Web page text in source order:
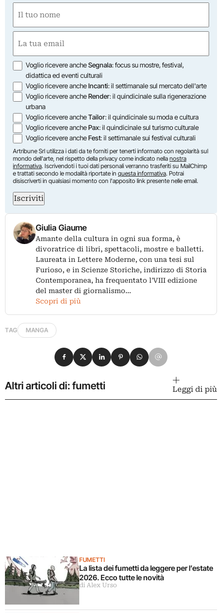
(Required)
First
(Required)
Opzioni
Voglio ricevere ancheSegnala: focus su mostre, festival,
didattica ed eventi culturali
Voglio ricevere ancheIncanti: il settimanale sul mercato dell'arte
Voglio ricevere ancheRender: il quindicinale sulla rigenerazione
urbana
Voglio ricevere ancheTailor: il quindicinale su moda e cultura
Voglio ricevere anchePax: il quindicinale sul turismo culturale
Voglio ricevere ancheFest: il settimanale sui festival culturali
Artribune Srl utilizza i dati da te forniti per tenerti informato con regolarità sul
mondo dell'arte, nel rispetto della privacy come indicato nella nostra
informativa. Iscrivendoti i tuoi dati personali verranno trasferiti su MailChimp
e trattati secondo le modalità riportate in questa informativa. Potrai
disiscriverti in qualsiasi momento con l'apposito link presente nelle email.
Iscriviti
Giulia Giaume
Amante della cultura in ogni sua forma, è
divoratrice di libri, spettacoli, mostre e balletti.
Laureata in Lettere Moderne, con una tesi sul
Furioso, e in Scienze Storiche, indirizzo di Storia
Contemporanea, ha frequentato l'VIII edizione
del master di giornalismo…
Scopri di più
TAG MANGA
Condividi su Facebook
Condividi su X
Condividi su LinkedIn
Condividi su Pinterest
Condividi su WhatsApp
Condividi su Email
Altri articoli di: fumetti Leggi di più
FUMETTI
La lista dei fumetti da leggere per l’estate
2026. Ecco tutte le novità
di Alex Urso